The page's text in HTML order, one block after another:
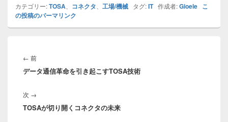
カテゴリー:TOSA コネクタ 工場/機械 タグ:IT作成者:Gioele こ
の投稿のパーマリンク
稿
ナ
ゲ
ー
シ
← 前前
の
データ通信革命を引き起こすTOSA技術
次 →
の
TOSAが切り開くコネクタの未来